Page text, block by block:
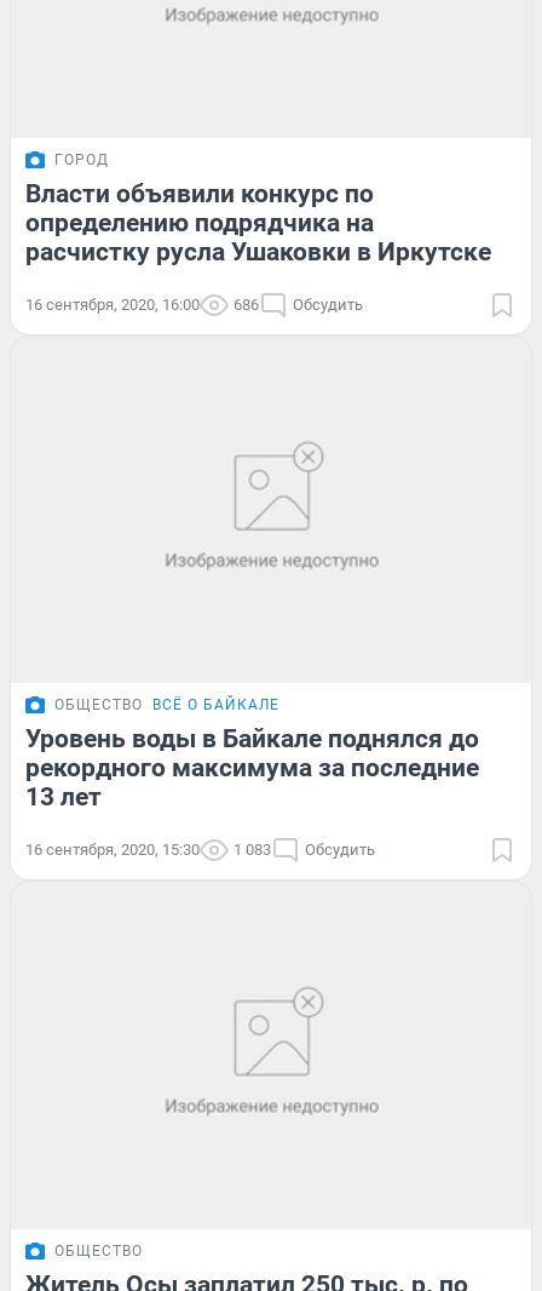
ГОРОД
Власти объявили конкурс по
определению подрядчика на
расчистку русла Ушаковки в Иркутске
16 сентября, 2020, 16:00 686 Обсудить
ОБЩЕСТВО ВСЁ О БАЙКАЛЕ
Уровень воды в Байкале поднялся до
рекордного максимума за последние
13 лет
16 сентября, 2020, 15:30 1 083 Обсудить
ОБЩЕСТВО
Житель Осы заплатил 250 тыс. р. по